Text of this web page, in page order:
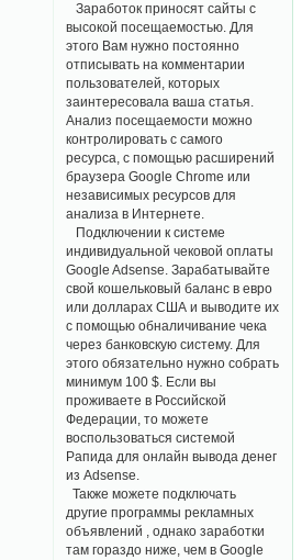
Заработок приносят сайты с
высокой посещаемостью. Для
этого Вам нужно постоянно
отписывать на комментарии
пользователей, которых
заинтересовала ваша статья.
Анализ посещаемости можно
контролировать с самого
ресурса, с помощью расширений
браузера Google Chrome или
независимых ресурсов для
анализа в Интернете.
Подключении к системе
индивидуальной чековой оплаты
Google Adsense. Зарабатывайте
свой кошельковый баланс в евро
или долларах США и выводите их
с помощью обналичивание чека
через банковскую систему. Для
этого обязательно нужно собрать
минимум 100 $. Если вы
проживаете в Российской
Федерации, то можете
воспользоваться системой
Рапида для онлайн вывода денег
из Adsense.
Также можете подключать
другие программы рекламных
объявлений , однако заработки
там гораздо ниже, чем в Google